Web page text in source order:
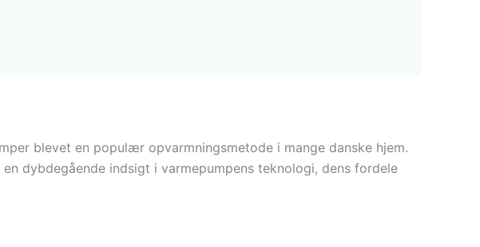
blevet en populær opvarmningsmetode i mange danske hjem.
dybdegående indsigt i varmepumpens teknologi, dens fordele